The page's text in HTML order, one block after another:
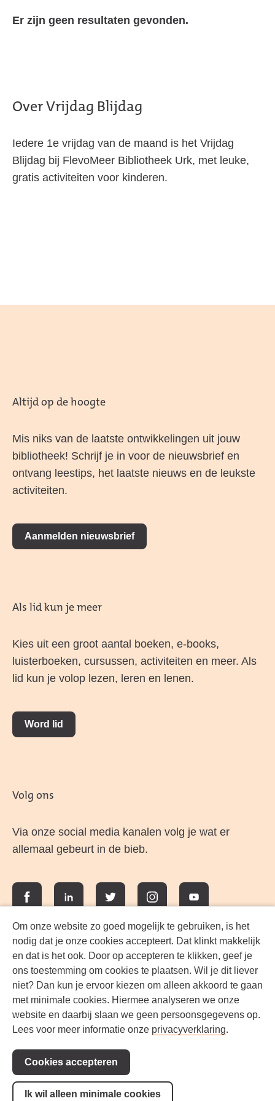
Om onze website zo goed mogelijk te gebruiken, is het
nodig dat je onze cookies accepteert. Dat klinkt makkelijk
en dat is het ook. Door op accepteren te klikken, geef je
ons toestemming om cookies te plaatsen. Wil je dit liever
niet? Dan kun je ervoor kiezen om alleen akkoord te gaan
met minimale cookies. Hiermee analyseren we onze
website en daarbij slaan we geen persoonsgegevens op.
Lees voor meer informatie onze privacyverklaring.
Cookies accepteren
Ik wil alleen minimale cookies
Er zijn geen resultaten gevonden.
Over Vrijdag Blijdag
Iedere 1e vrijdag van de maand is het Vrijdag
Blijdag bij FlevoMeer Bibliotheek Urk, met leuke,
gratis activiteiten voor kinderen.
Altijd op de hoogte
Mis niks van de laatste ontwikkelingen uit jouw
bibliotheek! Schrijf je in voor de nieuwsbrief en
ontvang leestips, het laatste nieuws en de leukste
activiteiten.
Aanmelden nieuwsbrief
Als lid kun je meer
Kies uit een groot aantal boeken, e-books,
luisterboeken, cursussen, activiteiten en meer. Als
lid kun je volop lezen, leren en lenen.
Word lid
Volg ons
Via onze social media kanalen volg je wat er
allemaal gebeurt in de bieb.
FacebookLinkedIn Twitter InstagramYouTube
Werken bij FlevoMeer Bibliotheek
Privacyverklaring Contact